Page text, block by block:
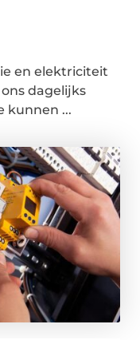
en elektriciteit
dagelijks
kunnen ...